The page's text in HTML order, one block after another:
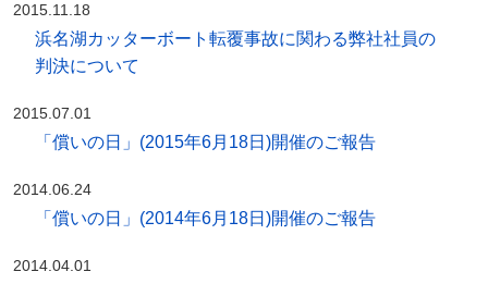
2015.11.18
浜名湖カッターボート転覆事故に関わる弊社社員の
判決について
2015.07.01
「償いの日」(2015年6月18日)開催のご報告
2014.06.24
「償いの日」(2014年6月18日)開催のご報告
2014.04.01